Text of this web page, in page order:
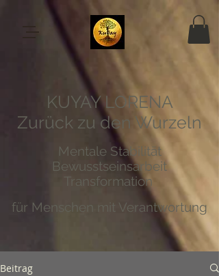
KUYAY LORENA
Zurück zu den Wurzeln
Mentale Stabilität
Bewusstseinsarbeit
Transformation
für Menschen mit Verantwortung
Beitrag